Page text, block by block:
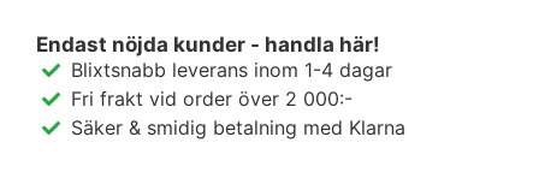
Endast nöjda kunder - handla här!
Blixtsnabb leverans inom 1-4 dagar
Fri frakt vid order över 2 000:-
Säker & smidig betalning med Klarna